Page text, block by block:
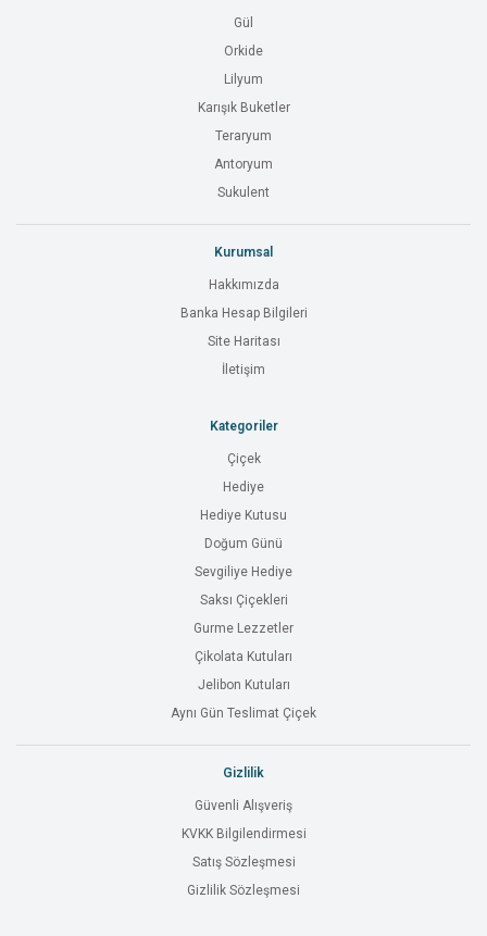
Gül
Orkide
Lilyum
Karışık Buketler
Teraryum
Antoryum
Sukulent
Kurumsal
Hakkımızda
Banka Hesap Bilgileri
Site Haritası
İletişim
Kategoriler
Çiçek
Hediye
Hediye Kutusu
Doğum Günü
Sevgiliye Hediye
Saksı Çiçekleri
Gurme Lezzetler
Çikolata Kutuları
Jelibon Kutuları
Aynı Gün Teslimat Çiçek
Gizlilik
Güvenli Alışveriş
KVKK Bilgilendirmesi
Satış Sözleşmesi
Gizlilik Sözleşmesi